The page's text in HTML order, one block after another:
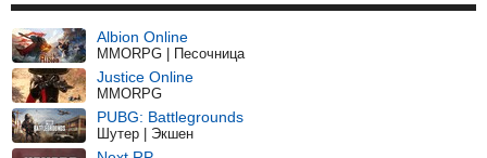
Albion Online
MMORPG | Песочница
Justice Online
MMORPG
PUBG: Battlegrounds
Шутер | Экшен